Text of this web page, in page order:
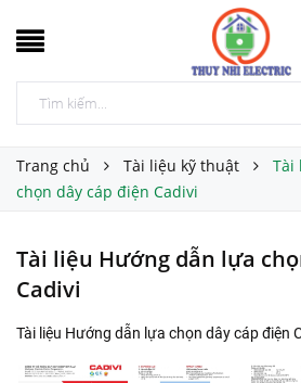
Trang chủ Tài liệu kỹ thuật
Tài
chọn dây cáp điện Cadivi
Tài liệu Hướng dẫn lựa
Cadivi
Tài liệu Hướng dẫn lựa chọn dây cáp điện